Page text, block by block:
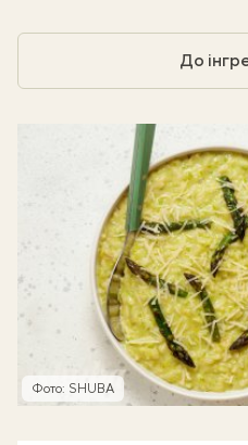
До
Фото: SHUBA